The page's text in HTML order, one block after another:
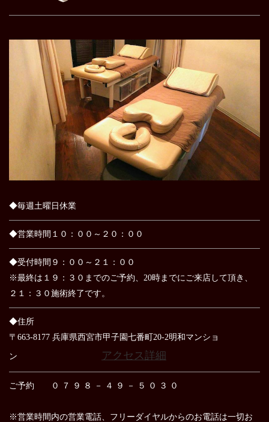
◆毎週土曜日休業
◆営業時間１０：００～２０：００
◆受付時間９：００～２１：００
※最終は１９：３０までのご予約、20時までにご来店して頂き、
２１：３０施術終了です。
◆住所
〒663-8177 兵庫県西宮市甲子園七番町20-2明和マンショ
ン アクセス詳細
ご予約 ０ ７ ９ ８ － ４ ９ － ５ ０ ３ ０
※営業時間内の営業電話、フリーダイヤルからのお電話は一切お